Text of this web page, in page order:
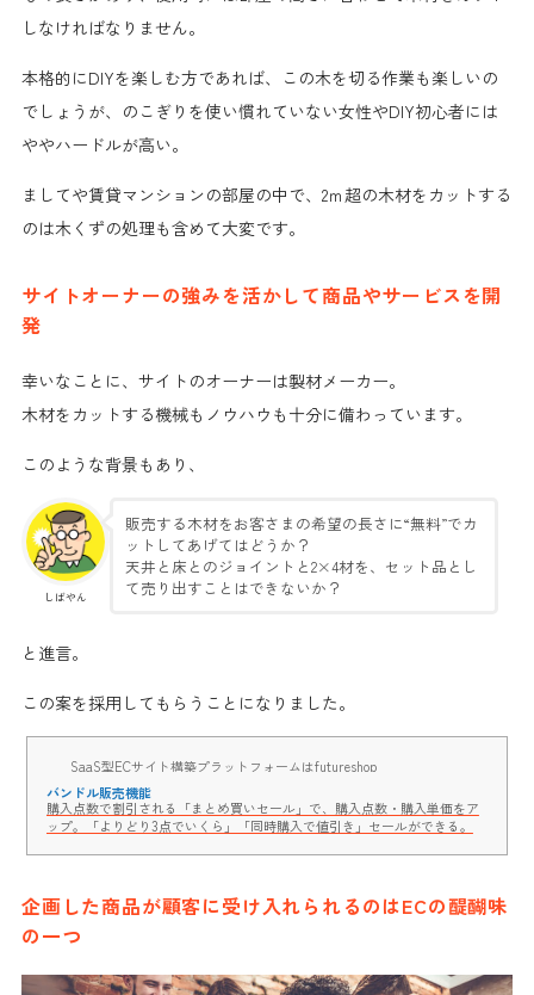
しなければなりません。
本格的にDIYを楽しむ方であれば、この木を切る作業も楽しいの
でしょうが、のこぎりを使い慣れていない女性やDIY初心者には
ややハードルが高い。
ましてや賃貸マンションの部屋の中で、2ｍ超の木材をカットする
のは木くずの処理も含めて大変です。
サイトオーナーの強みを活かして商品やサービスを開
発
幸いなことに、サイトのオーナーは製材メーカー。
木材をカットする機械もノウハウも十分に備わっています。
このような背景もあり、
しばやん
販売する木材をお客さまの希望の長さに“無料”でカ
ットしてあげてはどうか？
天井と床とのジョイントと2×4材を、 セット品とし
て売り出す ことはできないか？
と進言。
この案を採用してもらうことになりました。
SaaS型ECサイト構築プラットフォームはfutureshop
バンドル販売機能
購入点数で割引される「まとめ買いセール」で、購入点数・購入単価をア
ップ。「よりどり3点でいくら」「同時購入で値引き」セールができる。
企画した商品が顧客に受け入れられるのはECの醍醐味
の一つ